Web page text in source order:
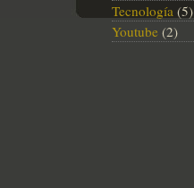
Tecnología (5)
Youtube (2)